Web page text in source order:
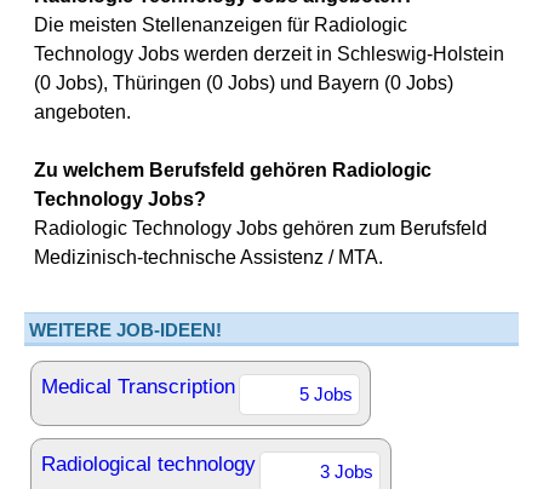
Die meisten Stellenanzeigen für Radiologic
Technology Jobs werden derzeit in Schleswig-Holstein
(0 Jobs), Thüringen (0 Jobs) und Bayern (0 Jobs)
angeboten.
Zu welchem Berufsfeld gehören Radiologic
Technology Jobs?
Radiologic Technology Jobs gehören zum Berufsfeld
Medizinisch-technische Assistenz / MTA.
WEITERE JOB-IDEEN!
Medical Transcription 5 Jobs
Radiological technology 3 Jobs